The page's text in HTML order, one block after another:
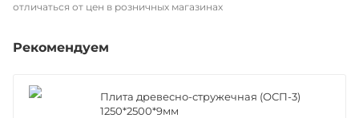
отличаться от цен в розничных магазинах
Рекомендуем
Плита древесно-стружечная (ОСП-3)
1250*2500*9мм